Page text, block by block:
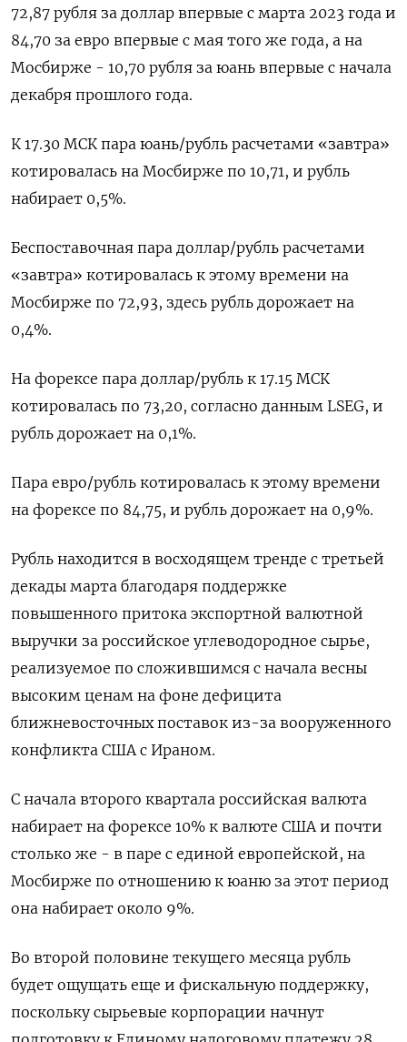
72,87 рубля за доллар впервые с марта 2023 года и
84,70 за евро впервые с ​мая того же года, а на
Мосбирже - 10,70 ​рубля за юань впервые с начала
декабря ​прошлого года.
К 17.30 ⁠МСК пара юань/рубль расчетами «завтра»
котировалась на Мосбирже по 10,71, и рубль
набирает 0,5%.
Беспоставочная пара доллар/рубль ‌расчетами
«завтра» котировалась к этому времени на
Мосбирже по 72,93, здесь ‌рубль дорожает на
0,4%.
На форексе пара доллар/рубль к 17.15 МСК
котировалась по 73,20, согласно данным LSEG, и
рубль дорожает на 0,1%.
Пара евро/рубль ​котировалась к этому времени
на форексе по 84,75, и рубль дорожает на 0,9%.
Рубль находится в восходящем тренде с третьей
‌декады марта благодаря поддержке
повышенного притока экспортной валютной
выручки за российское углеводородное сырье,
реализуемое по сложившимся с начала весны
высоким ​ценам на фоне дефицита
ближневосточных поставок из-за вооруженного
конфликта США с Ираном.
С начала второго квартала российская валюта
набирает на форексе 10% к ‌валюте США и почти
столько же - в паре с единой европейской, на
Мосбирже по отношению к юаню за этот период
она набирает около 9%.
Во второй половине текущего месяца рубль
будет ощущать еще и фискальную поддержку, ​
поскольку сырьевые корпорации начнут